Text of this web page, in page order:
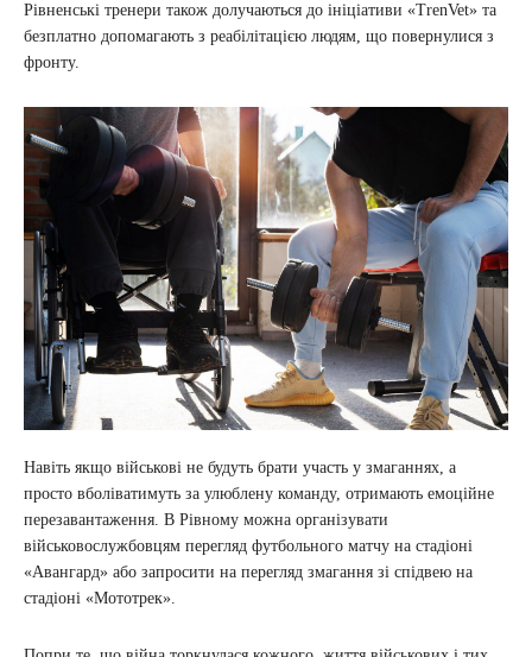
Рівненські тренери також долучаються до ініціативи «TrenVet» та
безплатно допомагають з реабілітацією людям, що повернулися з
фронту.
Навіть якщо військові не будуть брати участь у змаганнях, а
просто вболіватимуть за улюблену команду, отримають емоційне
перезавантаження. В Рівному можна організувати
військовослужбовцям перегляд футбольного матчу на стадіоні
«Авангард» або запросити на перегляд змагання зі спідвею на
стадіоні «Мототрек».